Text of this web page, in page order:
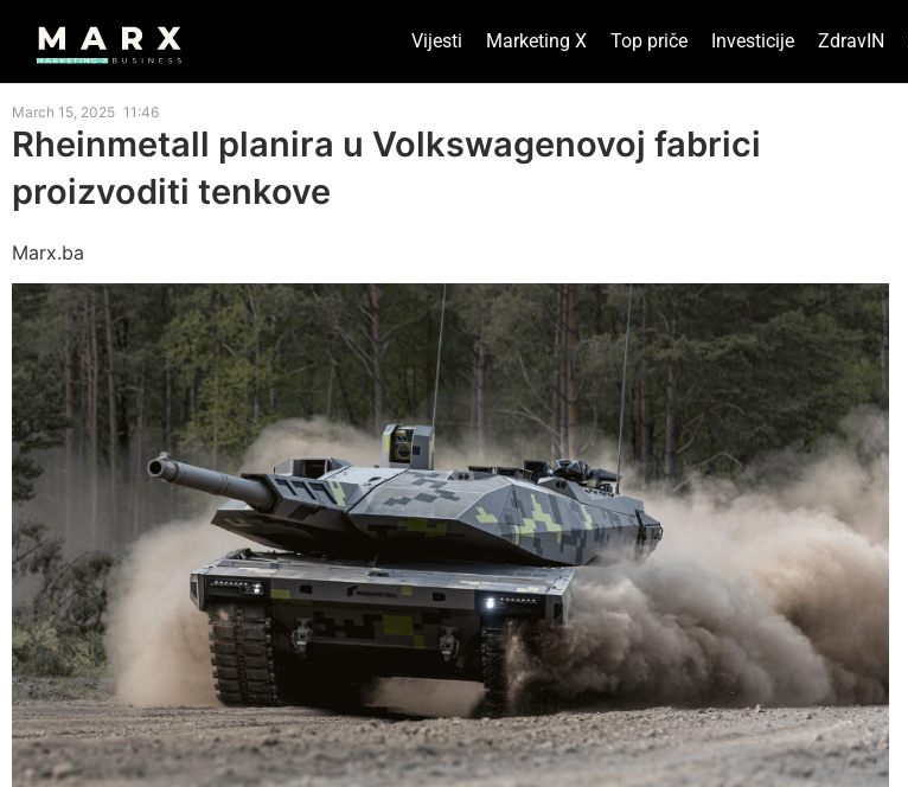
Vijesti Marketing X Top priče Investicije ZdravIN
March 15, 2025 11:46
Rheinmetall planira u Volkswagenovoj fabrici
proizvoditi tenkove
Marx.ba